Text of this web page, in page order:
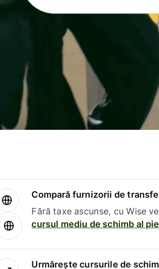
Compară furnizorii de
Fără taxe ascunse, cu Wise
cursul mediu de schimb al
Urmărește cursurile de